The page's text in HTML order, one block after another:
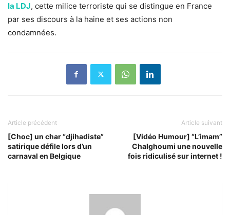
la LDJ, cette milice terroriste qui se distingue en France
par ses discours à la haine et ses actions non
condamnées.
Article précédent
[Choc] un char “djihadiste”
satirique défile lors d’un
carnaval en Belgique
Article suivant
[Vidéo Humour] “L’imam”
Chalghoumi une nouvelle
fois ridiculisé sur internet !